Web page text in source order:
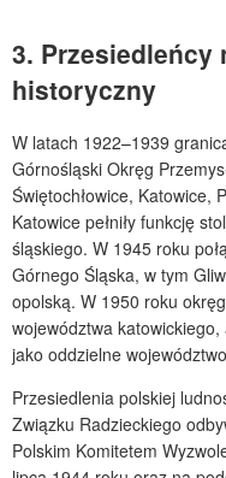
3. Przesiedleńcy
historyczny
W latach 1922–1939
Górnośląski Okręg
Świętochłowice, Katowice,
Katowice pełniły funkcję
śląskiego. W 1945 roku
Górnego Śląska, w tym
opolską. W 1950 roku
województwa
jako oddzielne
Przesiedlenia polskiej
Związku Radzieckiego
Polskim Komitetem